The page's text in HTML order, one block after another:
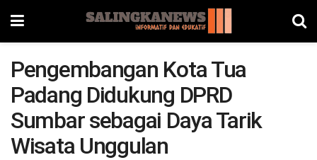
Pengembangan Kota Tua
Padang Didukung DPRD
Sumbar sebagai Daya Tarik
Wisata Unggulan